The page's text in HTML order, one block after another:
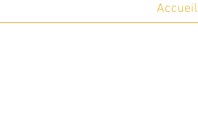
Accueil